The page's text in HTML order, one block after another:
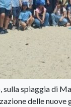
sulla spiaggia di
delle